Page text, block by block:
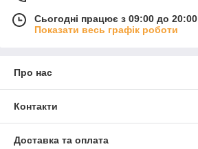
Сьогодні працює з 09:00 до 20:00
Показати весь графік роботи
Про нас
Контакти
Доставка та оплата